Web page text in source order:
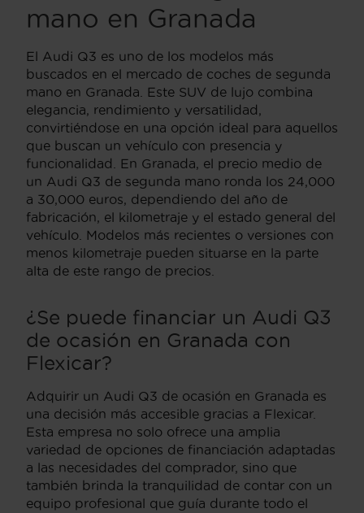
mano en Granada
El Audi Q3 es uno de los modelos más
buscados en el mercado de coches de segunda
mano en Granada. Este SUV de lujo combina
elegancia, rendimiento y versatilidad,
convirtiéndose en una opción ideal para aquellos
que buscan un vehículo con presencia y
funcionalidad. En Granada, el precio medio de
un Audi Q3 de segunda mano ronda los 24,000
a 30,000 euros, dependiendo del año de
fabricación, el kilometraje y el estado general del
vehículo. Modelos más recientes o versiones con
menos kilometraje pueden situarse en la parte
alta de este rango de precios.
¿Se puede financiar un Audi Q3
de ocasión en Granada con
Flexicar?
Adquirir un Audi Q3 de ocasión en Granada es
una decisión más accesible gracias a Flexicar.
Esta empresa no solo ofrece una amplia
variedad de opciones de financiación adaptadas
a las necesidades del comprador, sino que
también brinda la tranquilidad de contar con un
equipo profesional que guía durante todo el